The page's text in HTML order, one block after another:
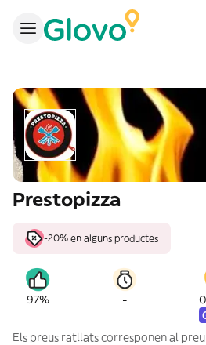
Prestopizza
-20% en alguns productes
97% -
Els preus ratllats corresponen al